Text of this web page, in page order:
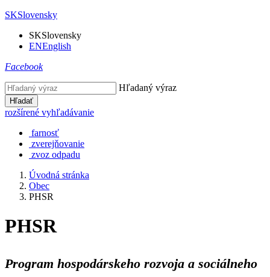
SKSlovensky
SKSlovensky
ENEnglish
Facebook
Hľadaný výraz
Hľadať
rozšírené vyhľadávanie
farnosť
zverejňovanie
zvoz odpadu
Úvodná stránka
Obec
PHSR
PHSR
Program hospodárskeho rozvoja a sociálneho